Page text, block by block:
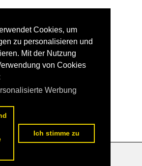
Cookies, um
zu personalisieren und
Mit der Nutzung
von Cookies
Werbung
Ich stimme zu